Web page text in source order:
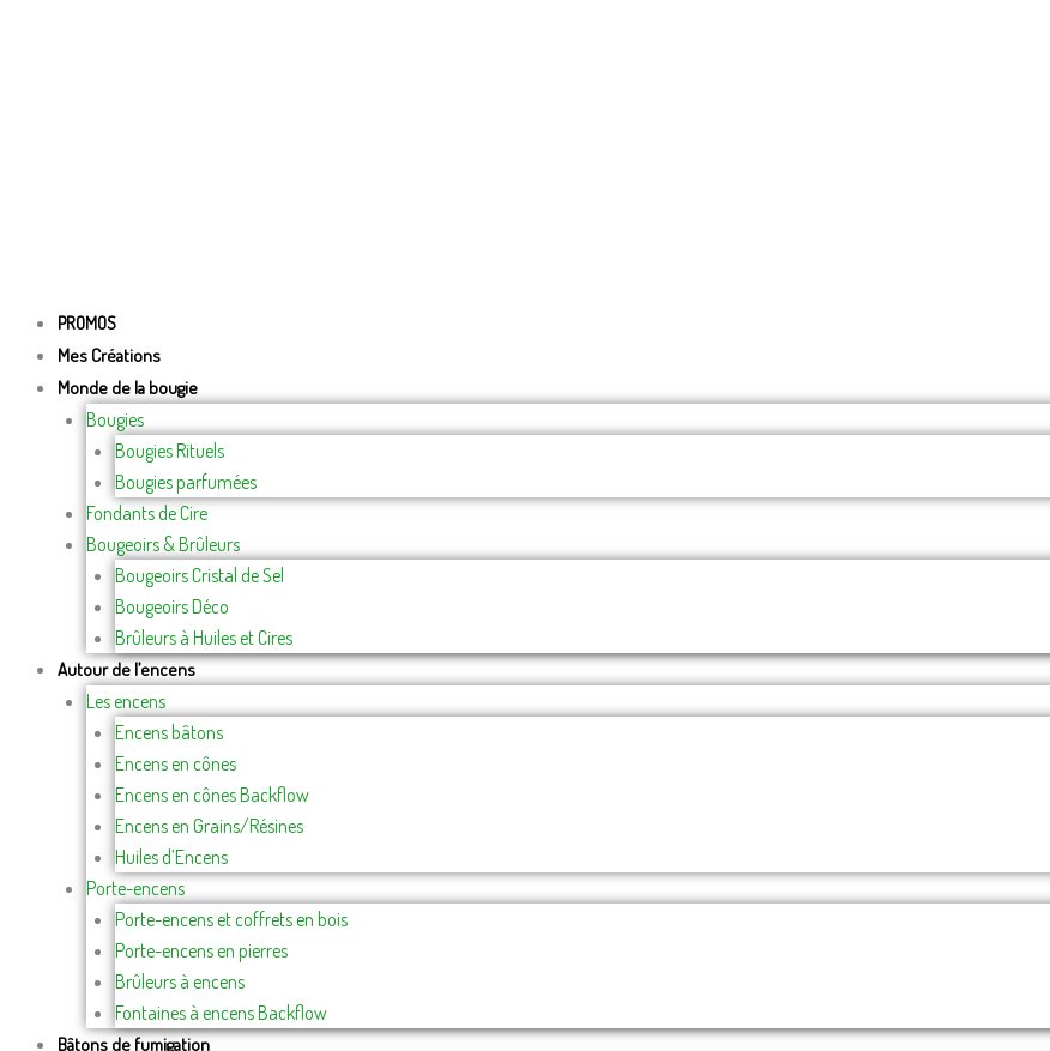
PROMOS
Mes Créations
Monde de la bougie
Bougies
Bougies Rituels
Bougies parfumées
Fondants de Cire
Bougeoirs & Brûleurs
Bougeoirs Cristal de Sel
Bougeoirs Déco
Brûleurs à Huiles et Cires
Autour de l’encens
Les encens
Encens bâtons
Encens en cônes
Encens en cônes Backflow
Encens en Grains/Résines
Huiles d’Encens
Porte-encens
Porte-encens et coffrets en bois
Porte-encens en pierres
Brûleurs à encens
Fontaines à encens Backflow
Bâtons de fumigation